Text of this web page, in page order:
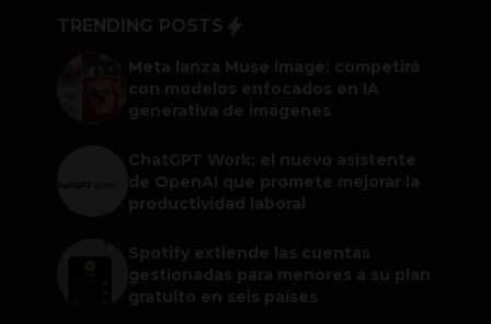
TRENDING POSTS
Meta lanza Muse Image: competirá
con modelos enfocados en IA
generativa de imágenes
ChatGPT Work: el nuevo asistente
de OpenAI que promete mejorar la
productividad laboral
Spotify extiende las cuentas
gestionadas para menores a su plan
gratuito en seis países